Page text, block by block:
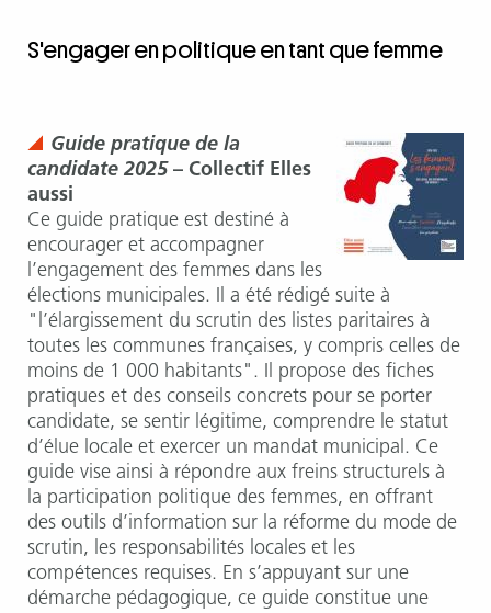
S'engager en politique en tant que femme
Guide pratique de la
candidate 2025 – Collectif Elles
aussi
Ce guide pratique est destiné à
encourager et accompagner
l’engagement des femmes dans les
élections municipales. Il a été rédigé suite à
"l’élargissement du scrutin des listes paritaires à
toutes les communes françaises, y compris celles de
moins de 1 000 habitants". Il propose des fiches
pratiques et des conseils concrets pour se porter
candidate, se sentir légitime, comprendre le statut
d’élue locale et exercer un mandat municipal. Ce
guide vise ainsi à répondre aux freins structurels à
la participation politique des femmes, en offrant
des outils d’information sur la réforme du mode de
scrutin, les responsabilités locales et les
compétences requises. En s’appuyant sur une
démarche pédagogique, ce guide constitue une